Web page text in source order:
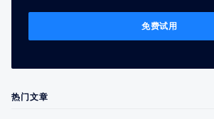
免费试用
热门文章